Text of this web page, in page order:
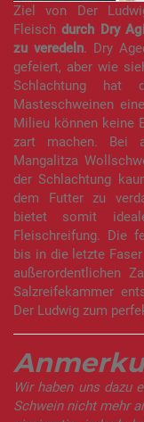
Ziel von Der
Fleischdurch Dry
zu veredeln. Dry
gefeiert, aber wie
Schlachtung hat
Masteschweinen
Milieu können keine
zart machen. Bei
Mangalitza
der Schlachtung
dem Futter zu
bietet somit
Fleischreifung. Die
bis in die letzte
außerordentlichen
Salzreifekammer
Der Ludwig zum
Wir haben uns dazu
Schwein nicht mehr